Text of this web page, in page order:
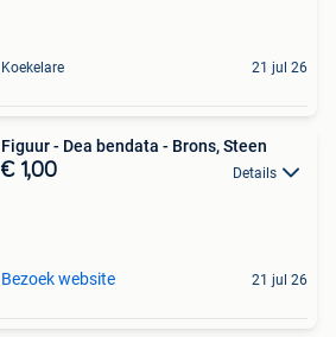
Koekelare 21 jul 26
Figuur - Dea bendata - Brons, Steen
€ 1,00 Details
Bezoek website 21 jul 26